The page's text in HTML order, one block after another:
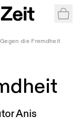
Gegen die Fremdheit
Anis